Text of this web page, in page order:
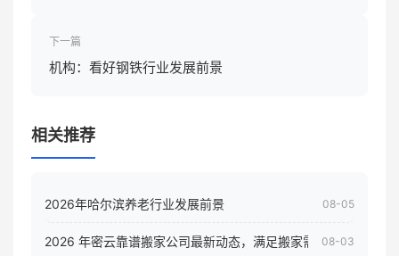
下一篇
机构：看好钢铁行业发展前景
相关推荐
2026年哈尔滨养老行业发展前景 08-05
2026 年密云靠谱搬家公司最新动态，满足搬家需求！08-03